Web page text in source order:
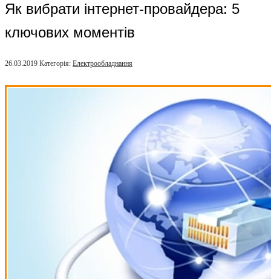
Як вибрати інтернет-провайдера: 5
ключових моментів
26.03.2019 Категорія: Електрообладнання